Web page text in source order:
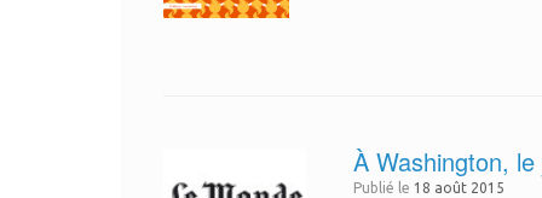
À Washington,
Publié le 18 août 2015